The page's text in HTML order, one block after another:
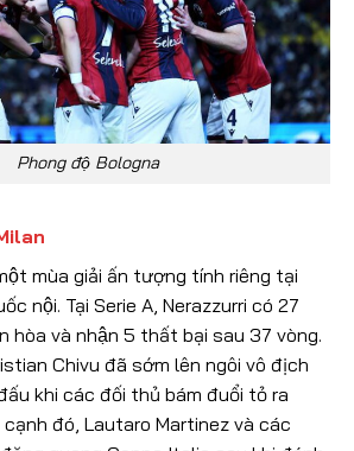
Phong độ Bologna
mùa giải ấn tượng tính riêng tại
nội. Tại Serie A, Nerazzurri có 27
hòa và nhận 5 thất bại sau 37 vòng.
Chivu đã sớm lên ngôi vô địch
khi các đối thủ bám đuổi tỏ ra
đó, Lautaro Martinez và các